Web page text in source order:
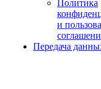
Политика
и
Передача